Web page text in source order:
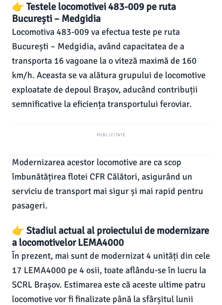
👉 Testele locomotivei 483-009 pe ruta
București – Medgidia
Locomotiva 483-009 va efectua teste pe ruta
București – Medgidia, având capacitatea de a
transporta 16 vagoane la o viteză maximă de 160
km/h. Aceasta se va alătura grupului de locomotive
exploatate de depoul Brașov, aducând contribuții
semnificative la eficiența transportului feroviar.
PUBLICITATE
Modernizarea acestor locomotive are ca scop
îmbunătățirea flotei CFR Călători, asigurând un
serviciu de transport mai sigur și mai rapid pentru
pasageri.
👉 Stadiul actual al proiectului de modernizare
a locomotivelor LEMA4000
În prezent, mai sunt de modernizat 4 unități din cele
17 LEMA4000 pe 4 osii, toate aflându-se în lucru la
SCRL Brașov. Estimarea este că aceste ultime patru
locomotive vor fi finalizate până la sfârșitul lunii